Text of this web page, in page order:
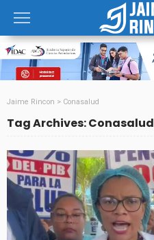
Jaime Rincon > Conasalud
Tag Archives: Conasalud